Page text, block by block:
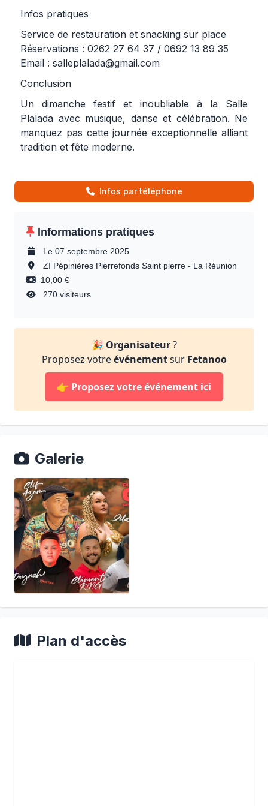
Infos pratiques
Service de restauration et snacking sur place
Réservations : 0262 27 64 37 / 0692 13 89 35
Email : salleplalada@gmail.com
Conclusion
Un dimanche festif et inoubliable à la Salle
Plalada avec musique, danse et célébration. Ne
manquez pas cette journée exceptionnelle alliant
tradition et fête moderne.
Infos par téléphone
Informations pratiques
Le 07 septembre 2025
ZI Pépinières Pierrefonds Saint pierre - La Réunion
10,00 €
270 visiteurs
🎉 Organisateur?
Proposez votreévénementsur Fetanoo
👉 Proposez votre événement ici
Galerie
Plan d'accès